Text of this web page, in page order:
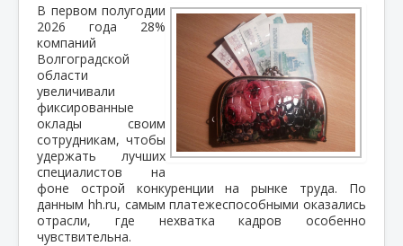
В первом полугодии
2026 года 28%
компаний
Волгоградской
области
увеличивали
фиксированные
оклады своим
сотрудникам, чтобы
удержать лучших
специалистов на
фоне острой конкуренции на рынке труда. По
данным hh.ru, самым платежеспособными оказались
отрасли, где нехватка кадров особенно
чувствительна.